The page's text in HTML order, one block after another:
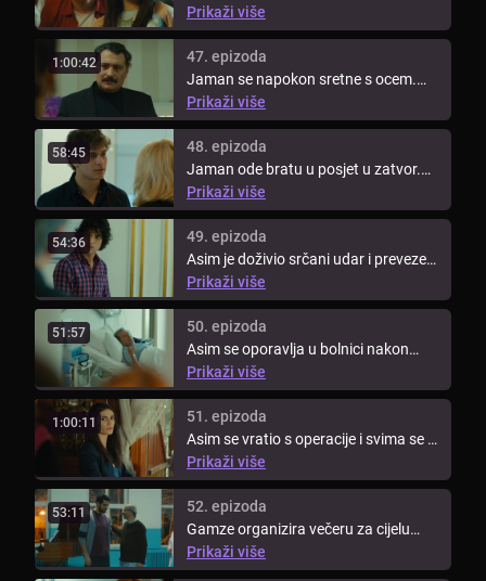
Izmir. Mert sve više čini Ejlul ...
Prikaži više
1:00:42
47. epizoda
Jaman se napokon sretne s ocem.
Tural i Nevin se sretnu nakon mnogo
...
Prikaži više
58:45
48. epizoda
Jaman ode bratu u posjet u zatvor.
Sedef je došla živjeti u Farukovu ...
Prikaži više
54:36
49. epizoda
Asim je doživio srčani udar i prevezen
je u bolnicu na operaciju.
Prikaži više
51:57
50. epizoda
Asim se oporavlja u bolnici nakon
operacije. Cijela je obitelj ...
Prikaži više
1:00:11
51. epizoda
Asim se vratio s operacije i svima se u
obitelji ispričao zbog svojih ...
Prikaži više
53:11
52. epizoda
Gamze organizira večeru za cijelu
obitelj i prijatelje. Nastaju ...
Prikaži više